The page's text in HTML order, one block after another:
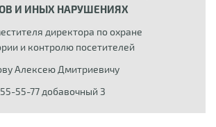
И ИНЫХ НАРУШЕНИЯХ
директора по охране
и контролю посетителей
Алексею Дмитриевичу
55-77 добавочный 3